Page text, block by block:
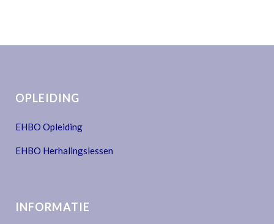
OPLEIDING
EHBO Opleiding
EHBO Herhalingslessen
INFORMATIE